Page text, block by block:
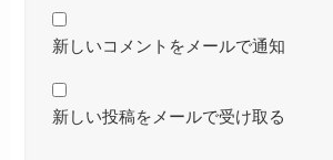
新しいコメントをメールで通知
新しい投稿をメールで受け取る